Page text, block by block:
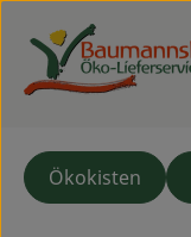
Ökokisten